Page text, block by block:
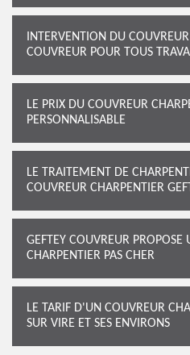
INTERVENTION DU
COUVREUR POUR TOUS
LE PRIX DU COUVREUR
PERSONNALISABLE
LE TRAITEMENT DE
COUVREUR CHARPENTIER
GEFTEY COUVREUR PROPOSE
CHARPENTIER PAS CHER
LE TARIF D'UN COUVREUR
SUR VIRE ET SES ENVIRONS